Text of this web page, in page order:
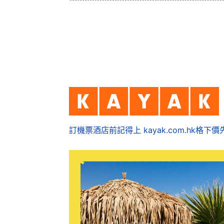
訂機票酒店前記得上 kayak.com.hk格下價